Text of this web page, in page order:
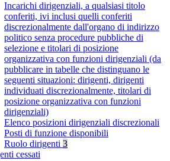
Incarichi dirigenziali, a qualsiasi titolo
conferiti, ivi inclusi quelli conferiti
discrezionalmente dall'organo di indirizzo
politico senza procedure pubbliche di
selezione e titolari di posizione
organizzativa con funzioni dirigenziali (da
pubblicare in tabelle che distinguano le
seguenti situazioni: dirigenti, dirigenti
individuati discrezionalmente, titolari di
posizione organizzativa con funzioni
dirigenziali)
Elenco posizioni dirigenziali discrezionali
Posti di funzione disponibili
Ruolo dirigenti 3
cessati